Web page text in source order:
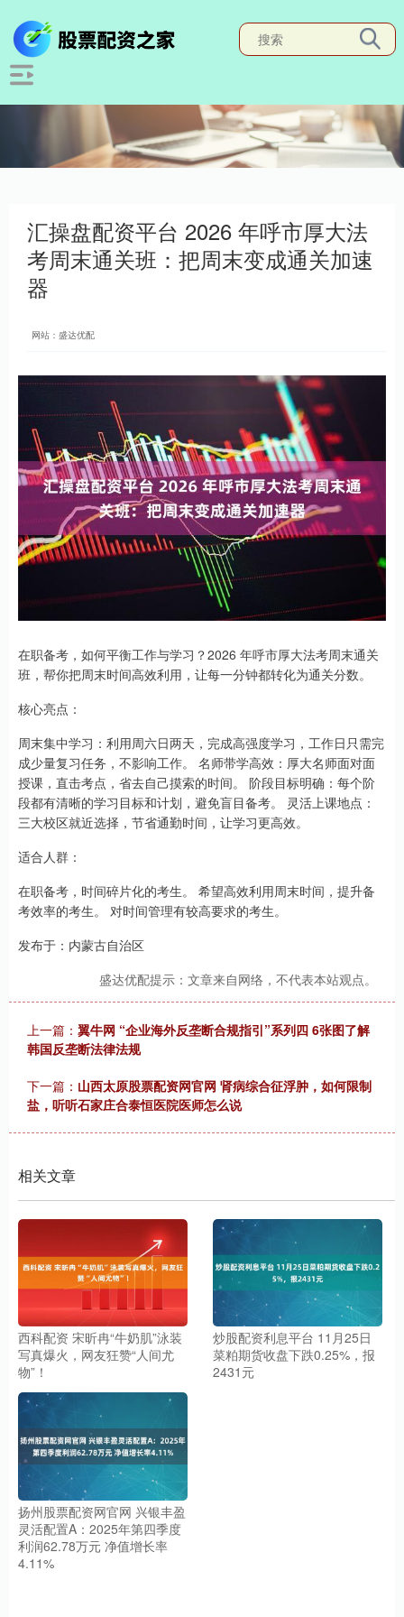
汇操盘配资平台 2026 年呼市厚大法
考周末通关班：把周末变成通关加速
器
网站：盛达优配
在职备考，如何平衡工作与学习？2026 年呼市厚大法考周末通关
班，帮你把周末时间高效利用，让每一分钟都转化为通关分数。
核心亮点：
周末集中学习：利用周六日两天，完成高强度学习，工作日只需完
成少量复习任务，不影响工作。 名师带学高效：厚大名师面对面
授课，直击考点，省去自己摸索的时间。 阶段目标明确：每个阶
段都有清晰的学习目标和计划，避免盲目备考。 灵活上课地点：
三大校区就近选择，节省通勤时间，让学习更高效。
适合人群：
在职备考，时间碎片化的考生。 希望高效利用周末时间，提升备
考效率的考生。 对时间管理有较高要求的考生。
发布于：内蒙古自治区
盛达优配提示：文章来自网络，不代表本站观点。
上一篇： 翼牛网 “企业海外反垄断合规指引”系列四 6张图了解
韩国反垄断法律法规
下一篇： 山西太原股票配资网官网 肾病综合征浮肿，如何限制
盐，听听石家庄合泰恒医院医师怎么说
相关文章
西科配资 宋昕冉“牛奶肌”泳装
写真爆火，网友狂赞“人间尤
物”！
炒股配资利息平台 11月25日
菜粕期货收盘下跌0.25%，报
2431元
扬州股票配资网官网 兴银丰盈
灵活配置A：2025年第四季度
利润62.78万元 净值增长率
4.11%